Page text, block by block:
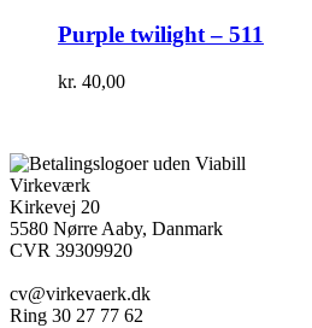
Purple twilight – 511
kr. 40,00
Virkeværk
Kirkevej 20
5580 Nørre Aaby, Danmark
CVR 39309920
cv@virkevaerk.dk
Ring 30 27 77 62